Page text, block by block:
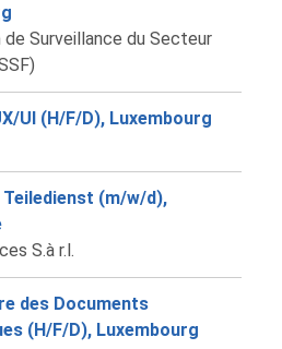
de Surveillance du Secteur
UI (H/F/D), Luxembourg
(m/w/d),
S.à r.l.
des Documents
(H/F/D), Luxembourg